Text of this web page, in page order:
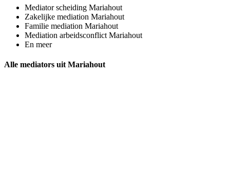
Mediator scheiding Mariahout
Zakelijke mediation Mariahout
Familie mediation Mariahout
Mediation arbeidsconflict Mariahout
En meer
Alle mediators uit Mariahout